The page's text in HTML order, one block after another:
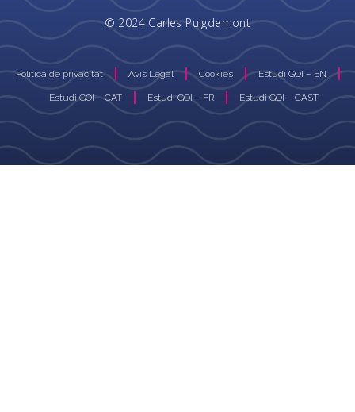
© 2024 Carles Puigdemont
Política de privacitat Avís Legal Cookies Estudi GOI – EN
Estudi GOI – CAT Estudi GOI – FR Estudi GOI – CAST